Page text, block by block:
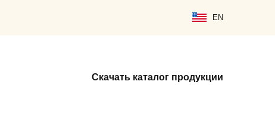
EN
Скачать каталог продукции